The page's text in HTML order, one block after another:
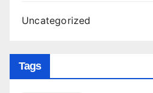
Uncategorized
Tags